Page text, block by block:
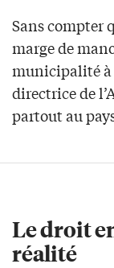
Sans compter
marge de
municipalité à
directrice de
partout au
Le droit
réalité